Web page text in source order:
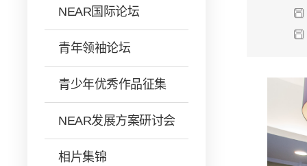
NEAR国际论坛
青年领袖论坛
青少年优秀作品征集
NEAR发展方案研讨会
相片集锦